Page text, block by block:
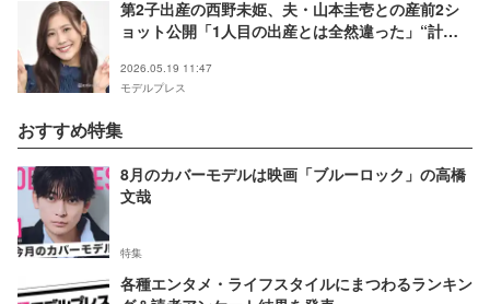
第2子出産の西野未姫、夫・山本圭壱との産前2シ
ョット公開「1人目の出産とは全然違った」“計画
がそっくり」
2026.05.19 11:47
モデルプレス
おすすめ特集
8月のカバーモデルは映画「ブルーロック」の高橋
文哉
特集
各種エンタメ・ライフスタイルにまつわるランキン